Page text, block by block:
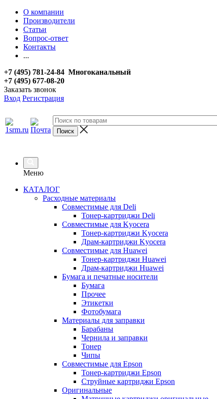
О компании
Производители
Статьи
Вопрос-ответ
Контакты
...
+7 (495) 781-24-84 Многоканальный
+7 (495) 677-08-20
Заказать звонок
Вход Регистрация
Меню
КАТАЛОГ
Расходные материалы
Совместимые для Deli
Тонер-картриджи Deli
Совместимые для Kyocera
Тонер-картриджи Kyocera
Драм-картриджи Kyocera
Совместимые для Huawei
Тонер-картриджи Huawei
Драм-картриджи Huawei
Бумага и печатные носители
Бумага
Прочее
Этикетки
Фотобумага
Материалы для заправки
Барабаны
Чернила и заправки
Тонер
Чипы
Совместимые для Epson
Тонер-картриджи Epson
Струйные картриджи Epson
Оригинальные